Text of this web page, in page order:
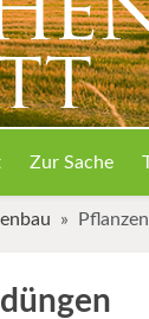
Zur Sache